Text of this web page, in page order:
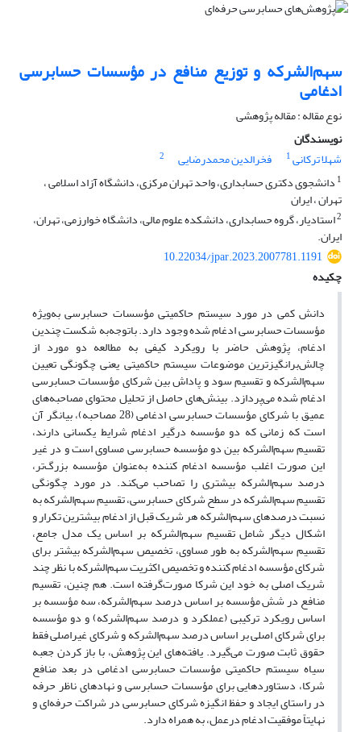
سهم‌الشرکه و توزیع منافع در مؤسسات حسابرسی
ادغامی
نوع مقاله : مقاله پژوهشی
نویسندگان
شهلا ترکانی1 فخرالدین محمدرضایی
2
1 دانشجوی دکتری حسابداری، واحد تهران مرکزی، دانشگاه آزاد اسلامی ،
تهران ، ایران
2استادیار، گروه حسابداری، دانشکده علوم مالی، دانشگاه خوارزمی، تهران،
ایران.
10.22034/jpar.2023.2007781.1191
چکیده
دانش کمی در مورد سیستم حاکمیتی مؤسسات حسابرسی به‌ویژه
مؤسسات حسابرسی ادغام شده وجود دارد. باتوجه‌به شکست چندین
ادغام، پژوهش حاضر با رویکرد کیفی به مطالعه دو مورد از
چالش‌برانگیزترین موضوعات سیستم حاکمیتی یعنی چگونگی تعیین
سهم‌الشرکه و تقسیم سود و پاداش بین شرکای مؤسسات حسابرسی
ادغام شده می‌پردازد. بینش‌های حاصل از تحلیل محتوای مصاحبه‌های
عمیق با شرکای مؤسسات حسابرسی ادغامی (28 مصاحبه)، بیانگر آن
است که زمانی که دو مؤسسه درگیر ادغام شرایط یکسانی دارند،
تقسیم سهم‌الشرکه بین دو مؤسسه حسابرسی مساوی است و در غیر
این صورت اغلب مؤسسه ادغام کننده به‌عنوان مؤسسه بزرگ‌تر،
درصد سهم‌الشرکه بیشتری را تصاحب می‌کند. در مورد چگونگی
تقسیم سهم‌الشرکه در سطح شرکای حسابرسی، تقسیم سهم‌الشرکه به
نسبت درصدهای سهم‌الشرکه هر شریک قبل از ادغام بیشترین تکرار و
اشکال دیگر شامل تقسیم سهم‌الشرکه بر اساس یک مدل جامع،
تقسیم سهم‌الشرکه به طور مساوی، تخصیص سهم‌الشرکه بیشتر برای
شرکای مؤسسه ادغام کننده و تخصیص اکثریت سهم‌الشرکه با نظر چند
شریک اصلی به خود این شرکا صورت‌گرفته است. هم چنین، تقسیم
منافع در شش مؤسسه بر اساس درصد سهم‌الشرکه، سه مؤسسه بر
اساس رویکرد ترکیبی (عملکرد و درصد سهم‌الشرکه) و دو مؤسسه
برای شرکای اصلی بر اساس درصد سهم‌الشرکه و شرکای غیراصلی فقط
حقوق ثابت صورت می‌گیرد. یافته‌های این پژوهش، با باز کردن جعبه
سیاه سیستم حاکمیتی مؤسسات حسابرسی ادغامی در بعد منافع
شرکا، دستاوردهایی برای مؤسسات حسابرسی و نهادهای ناظر حرفه
در راستای ایجاد و حفظ انگیزه شرکای حسابرسی در شراکت حرفه‌ای و
نهایتاً موفقیت ادغام درعمل، به همراه دارد.